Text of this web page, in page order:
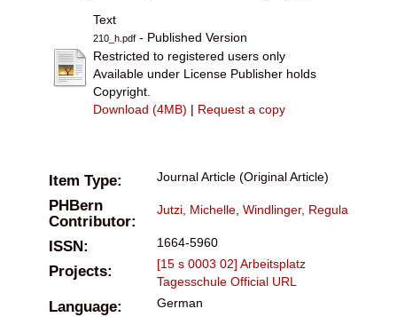
Text
210_h.pdf - Published Version
Restricted to registered users only
Available under License Publisher holds
Copyright.
Download (4MB) | Request a copy
Item Type: Journal Article (Original Article)
PHBern
Contributor:
Jutzi, Michelle Windlinger, Regula
ISSN: 1664-5960
Projects:
[15 s 0003 02] Arbeitsplatz
Tagesschule Official URL
Language: German